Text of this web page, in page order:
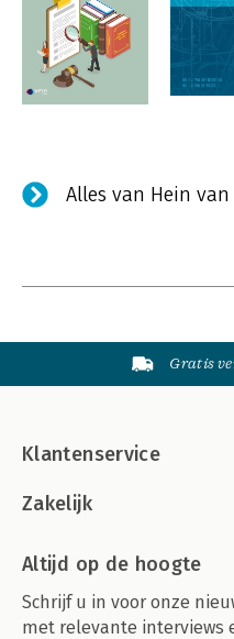
Alles van Hein
Gratis
Klantenservice
Zakelijk
Altijd op de hoogte
Schrijf u in voor onze
met relevante interviews